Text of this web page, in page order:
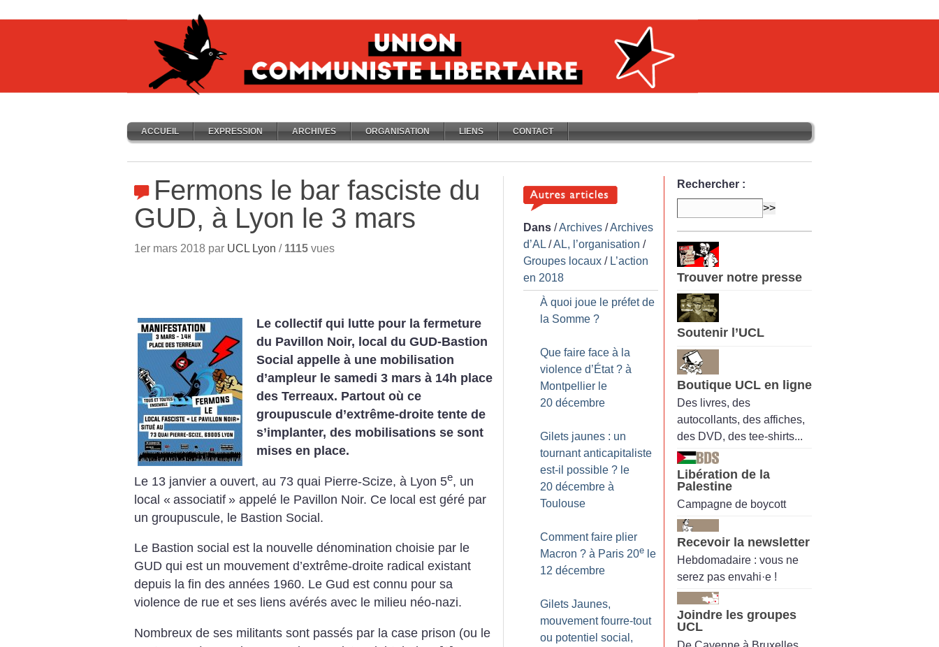
ACCUEIL EXPRESSION ARCHIVES ORGANISATION LIENS CONTACT
Fermons le bar fasciste du
GUD, à Lyon le 3 mars
1er mars 2018 par UCL Lyon / 1115 vues
Le collectif qui lutte pour la fermeture
du Pavillon Noir, local du GUD-Bastion
Social appelle à une mobilisation
d’ampleur le samedi 3 mars à 14h place
des Terreaux. Partout où ce
groupuscule d’extrême-droite tente de
s’implanter, des mobilisations se sont
mises en place.
Le 13 janvier a ouvert, au 73 quai Pierre-Scize, à Lyon 5e, un
local « associatif » appelé le Pavillon Noir. Ce local est géré par
un groupuscule, le Bastion Social.
Le Bastion social est la nouvelle dénomination choisie par le
GUD qui est un mouvement d’extrême-droite radical existant
depuis la fin des années 1960. Le Gud est connu pour sa
violence de rue et ses liens avérés avec le milieu néo-nazi.
Nombreux de ses militants sont passés par la case prison (ou le
Dans /Archives /Archives
d’AL /AL, l’organisation /
Groupes locaux / L’action
en 2018
À quoi joue le préfet de
la Somme ?
Que faire face à la
violence d’État ? à
Montpellier le
20 décembre
Gilets jaunes : un
tournant anticapitaliste
est-il possible ? le
20 décembre à
Toulouse
Comment faire plier
Macron ? à Paris 20e le
12 décembre
Gilets Jaunes,
mouvement fourre-tout
ou potentiel social,
Rechercher :
Trouver notre presse
Soutenir l’UCL
Boutique UCL en ligne
Des livres, des
autocollants, des affiches,
des DVD, des tee-shirts...
Libération de la
Palestine
Campagne de boycott
Recevoir la newsletter
Hebdomadaire : vous ne
serez pas envahi·e !
Joindre les groupes
UCL